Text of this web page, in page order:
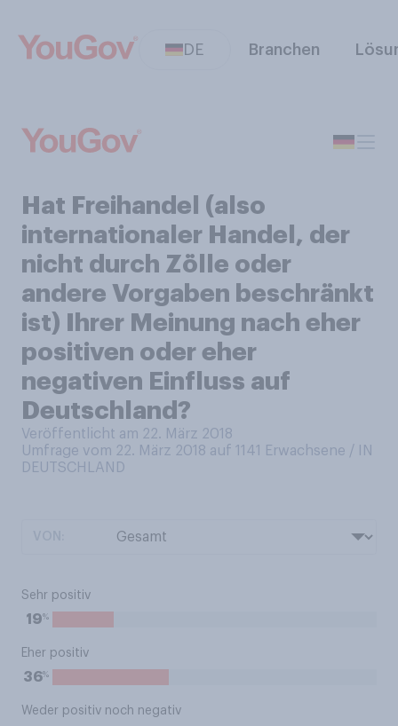
DE Branchen
Hat Freihandel (also
internationaler Handel, der
nicht durch Zölle oder
andere Vorgaben beschränkt
ist) Ihrer Meinung nach eher
positiven oder eher
negativen Einfluss auf
Deutschland?
Veröffentlicht am 22. März 2018
Umfrage vom 22. März 2018 auf 1141
Erwachsene / IN
DEUTSCHLAND
Sehr positiv
19%
Eher positiv
36%
Weder positiv noch negativ